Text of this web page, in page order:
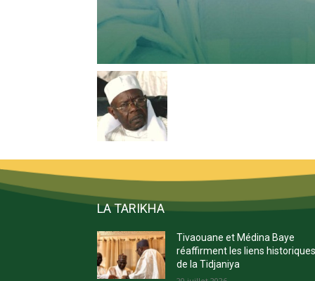
LA TARIKHA
Tivaouane et Médina Baye
réaffirment les liens
de la Tidjaniya